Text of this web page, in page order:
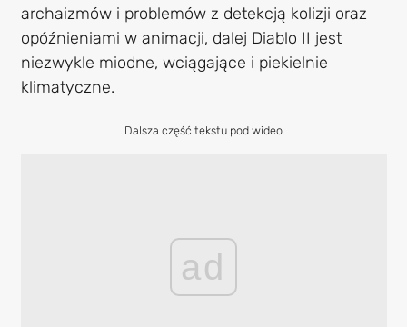
archaizmów i problemów z detekcją kolizji oraz
opóźnieniami w animacji, dalej Diablo II jest
niezwykle miodne, wciągające i piekielnie
klimatyczne.
Dalsza część tekstu pod wideo
ad